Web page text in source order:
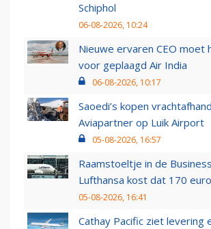
Schiphol
06-08-2026, 10:24
Nieuwe ervaren CEO moet
voor geplaagd Air India
06-08-2026, 10:17
Saoedi’s kopen
Aviapartner op Luik Airport
05-08-2026, 16:57
Raamstoeltje in de
Lufthansa kost dat 170
05-08-2026, 16:41
Cathay Pacific ziet levering